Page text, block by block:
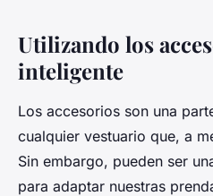
Utilizando los
inteligente
Los accesorios son una
cualquier vestuario que, a
Sin embargo, pueden ser
para adaptar nuestras